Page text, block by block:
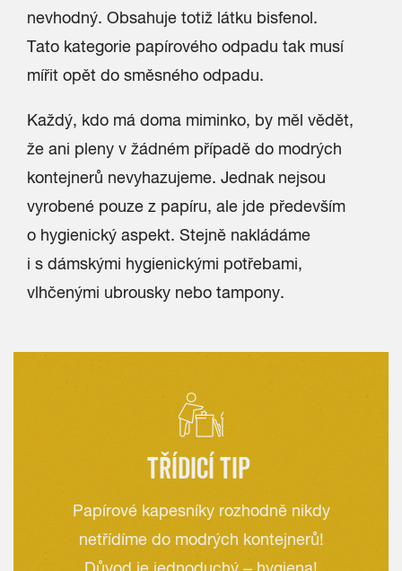
nevhodný. Obsahuje totiž látku bisfenol.
Tato kategorie papírového odpadu tak musí
mířit opět do směsného odpadu.
Každý, kdo má doma miminko, by měl vědět,
že ani pleny v žádném případě do modrých
kontejnerů nevyhazujeme. Jednak nejsou
vyrobené pouze z papíru, ale jde především
o hygienický aspekt. Stejně nakládáme
i s dámskými hygienickými potřebami,
vlhčenými ubrousky nebo tampony.
TŘÍDICÍ TIP
Papírové kapesníky rozhodně nikdy
netřídíme do modrých kontejnerů!